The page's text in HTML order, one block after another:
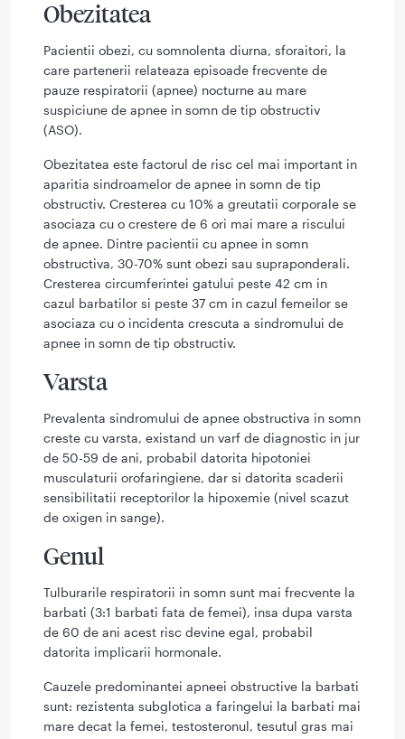
Obezitatea
Pacientii obezi, cu somnolenta diurna, sforaitori, la
care partenerii relateaza episoade frecvente de
pauze respiratorii (apnee) nocturne au mare
suspiciune de apnee in somn de tip obstructiv
(ASO).
Obezitatea este factorul de risc cel mai important in
aparitia sindroamelor de apnee in somn de tip
obstructiv. Cresterea cu 10% a greutatii corporale se
asociaza cu o crestere de 6 ori mai mare a riscului
de apnee. Dintre pacientii cu apnee in somn
obstructiva, 30-70% sunt obezi sau supraponderali.
Cresterea circumferintei gatului peste 42 cm in
cazul barbatilor si peste 37 cm in cazul femeilor se
asociaza cu o incidenta crescuta a sindromului de
apnee in somn de tip obstructiv.
Varsta
Prevalenta sindromului de apnee obstructiva in somn
creste cu varsta, existand un varf de diagnostic in jur
de 50-59 de ani, probabil datorita hipotoniei
musculaturii orofaringiene, dar si datorita scaderii
sensibilitatii receptorilor la hipoxemie (nivel scazut
de oxigen in sange).
Genul
Tulburarile respiratorii in somn sunt mai frecvente la
barbati (3:1 barbati fata de femei), insa dupa varsta
de 60 de ani acest risc devine egal, probabil
datorita implicarii hormonale.
Cauzele predominantei apneei obstructive la barbati
sunt: rezistenta subglotica a faringelui la barbati mai
mare decat la femei, testosteronul, tesutul gras mai